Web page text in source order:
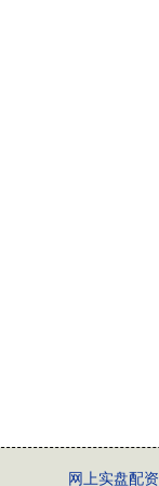
网上实盘配资